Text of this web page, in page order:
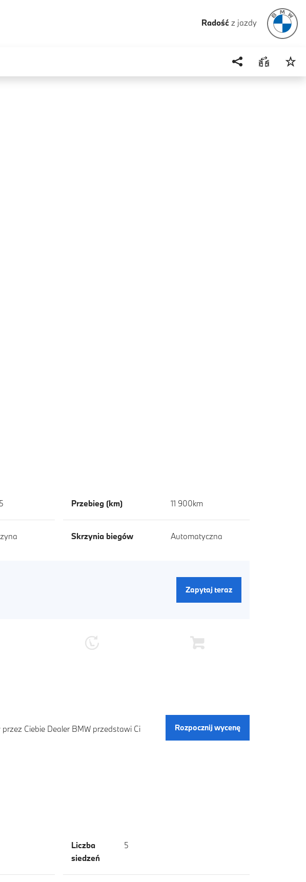
Radość z jazdy
Przebieg (km) 11 900km
Skrzynia biegów Automatyczna
Zapytaj teraz
Ciebie Dealer BMW przedstawi Ci
Rozpocznij wycenę
Liczba
siedzeń
5